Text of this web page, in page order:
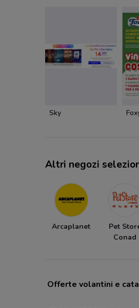
Sky
Altri negozi
Arcaplanet
Pet
Conad
Offerte volantini e